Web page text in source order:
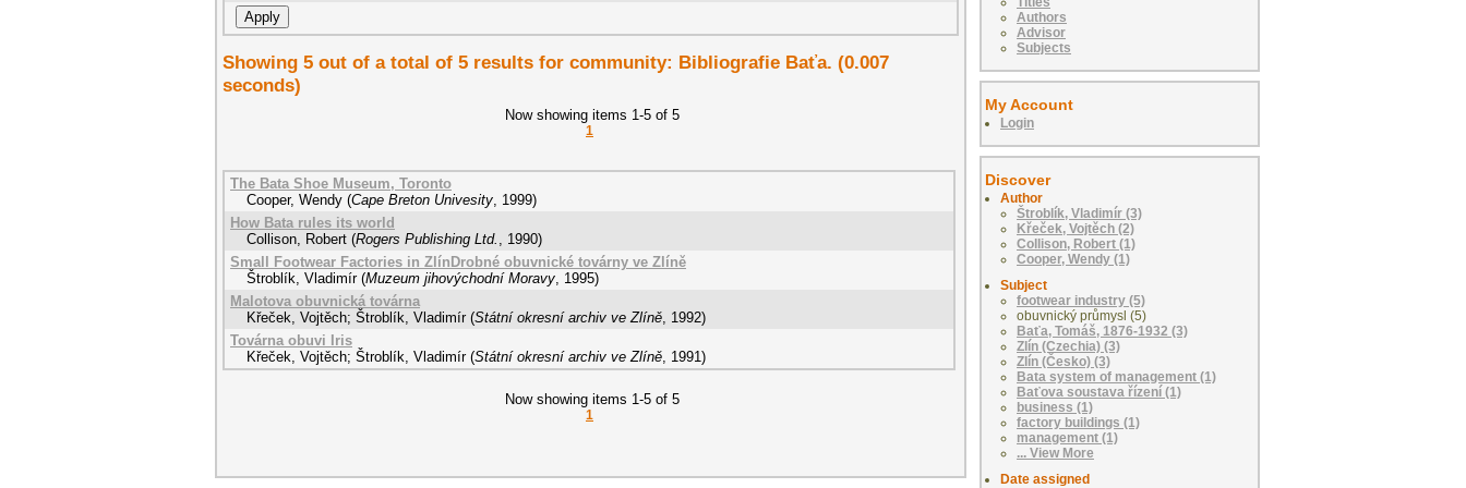
Showing 5 out of a total of 5 results for community: Bibliografie Baťa. (0.007
seconds)
Now showing items 1-5 of 5
1
The Bata Shoe Museum, Toronto
Cooper, Wendy (Cape Breton Univesity, 1999)
How Bata rules its world
Collison, Robert (Rogers Publishing Ltd. , 1990)
Small Footwear Factories in ZlínDrobné obuvnické továrny ve Zlíně
Štroblík, Vladimír (Muzeum jihovýchodní Moravy, 1995)
Malotova obuvnická továrna
Křeček, Vojtěch; Štroblík, Vladimír (Státní okresní archiv ve Zlíně, 1992)
Továrna obuvi Iris
Křeček, Vojtěch; Štroblík, Vladimír (Státní okresní archiv ve Zlíně, 1991)
Now showing items 1-5 of 5
1
Authors
Advisor
Subjects
My Account
Login
Discover
Author
Štroblík, Vladimír (3)
Křeček, Vojtěch (2)
Collison, Robert (1)
Cooper, Wendy (1)
Subject
footwear industry (5)
obuvnický průmysl (5)
Baťa, Tomáš, 1876-1932 (3)
Zlín (Czechia) (3)
Zlín (Česko) (3)
Bata system of management (1)
Baťova soustava řízení (1)
business (1)
factory buildings (1)
management (1)
... View More
Date assigned